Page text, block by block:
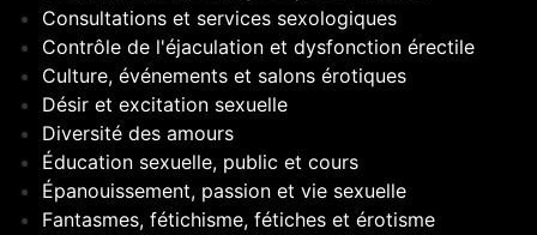
Consultations et services sexologiques
Contrôle de l'éjaculation et dysfonction érectile
Culture, événements et salons érotiques
Désir et excitation sexuelle
Diversité des amours
Éducation sexuelle, public et cours
Épanouissement, passion et vie sexuelle
Fantasmes, fétichisme, fétiches et érotisme